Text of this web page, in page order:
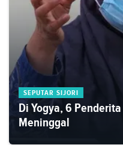
SEPUTAR SIJORI
Di Yogya, 6
Meninggal